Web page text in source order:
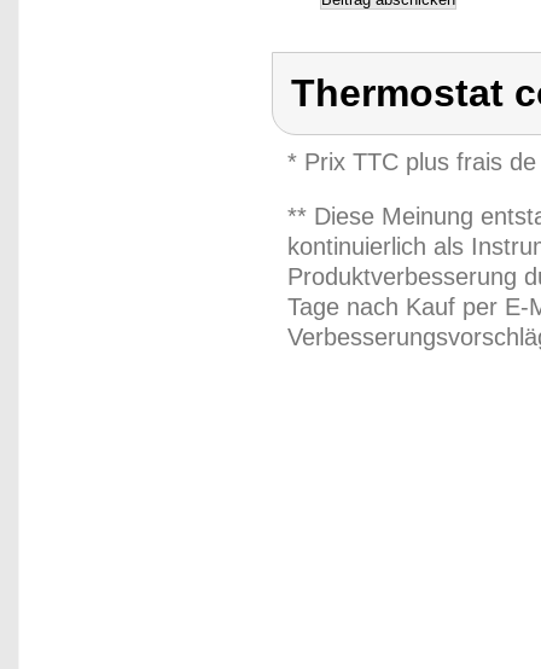
Thermostat
* Prix TTC plus frais
** Diese Meinung
kontinuierlich als
Produktverbesserung
Tage nach Kauf per E-